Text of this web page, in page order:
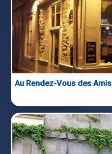
Au Rendez-Vous des Amis